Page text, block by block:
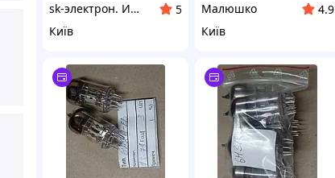
sk-электрон. Интернет магазин электронных изделий и компонентов.
5
Київ
Малюшко
4.9
Київ